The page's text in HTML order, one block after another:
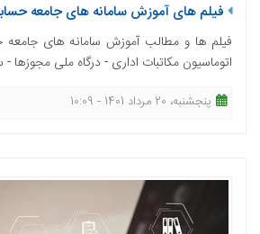
فیلم های آموزش سامانه های جامعه
فیلم ها و مطالب آموزش سامانه های جامعه
اتوماسیون مکاتبات اداری - درگاه ملی مجوزها
پنجشنبه، 20 مرداد 1401 - 10:09